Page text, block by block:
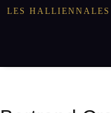
LES HALLIENNALES